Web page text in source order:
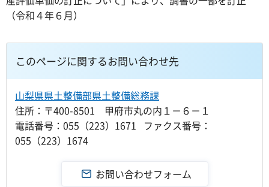
（令和４年６月）
このページに関するお問い合わせ先
山梨県県土整備部県土整備総務課
住所：〒400-8501 甲府市丸の内１－６－１
電話番号：055（223）1671 ファクス番号：
055（223）1674